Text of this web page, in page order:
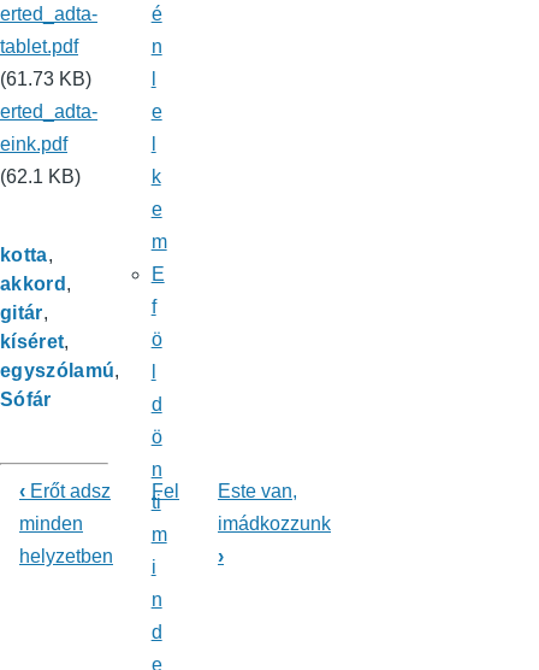
erted_adta-
tablet.pdf
(61.73 KB)
erted_adta-
eink.pdf
(62.1 KB)
kotta
akkord
gitár
kíséret
egyszólamú
Sófár
Könyv
kereszthivatkozásai
Énekeskönyv
‹ Erőt adsz
minden
helyzetben
Fel
Este van,
imádkozzunk
›
é
n
e
k
e
m
E
f
ö
d
ö
n
ti
m
i
n
d
e